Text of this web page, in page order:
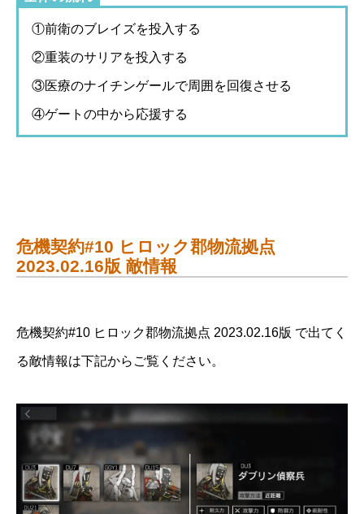
①前衛のブレイズを投入する
②重装のサリアを投入する
③医療のナイチンゲールで周囲を回復させる
④ゲートの中から応援する
危機契約#10 ヒロック郡物流拠点
2023.02.16版 敵情報
危機契約#10 ヒロック郡物流拠点 2023.02.16版 で出てく
る敵情報は下記からご覧ください。